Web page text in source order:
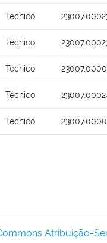
Técnico
Técnico
Técnico
Técnico
Técnico
Atribuição-